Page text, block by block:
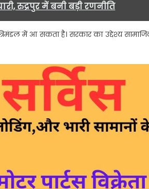
रुद्रपुर में बनी बड़ी रणनीति
में आ सकता है। सरकार का उद्देश्य